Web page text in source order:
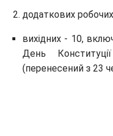
додаткових
вихідних - 10,
День
(перенесений з 23